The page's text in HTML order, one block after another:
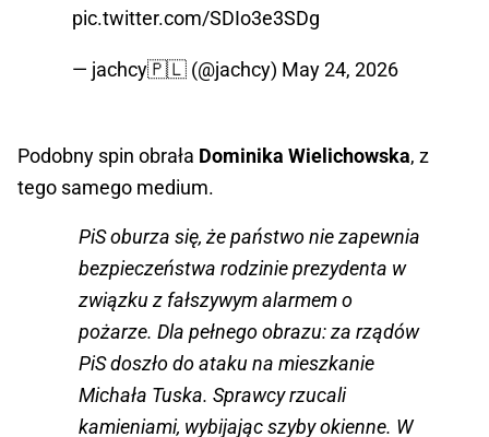
pic.twitter.com/SDIo3e3SDg
— jachcy🇵🇱 (@jachcy) May 24, 2026
Podobny spin obrała Dominika Wielichowska, z
tego samego medium.
PiS oburza się, że państwo nie zapewnia
bezpieczeństwa rodzinie prezydenta w
związku z fałszywym alarmem o
pożarze. Dla pełnego obrazu: za rządów
PiS doszło do ataku na mieszkanie
Michała Tuska. Sprawcy rzucali
kamieniami, wybijając szyby okienne. W